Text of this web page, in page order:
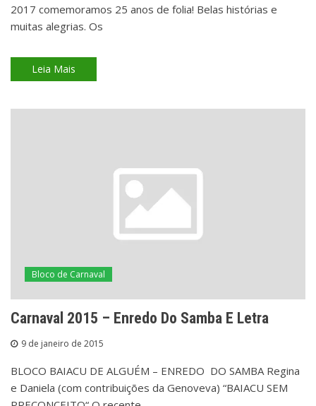
2017 comemoramos 25 anos de folia! Belas histórias e
muitas alegrias. Os
Leia Mais
Bloco de Carnaval
Carnaval 2015 – Enredo Do Samba E Letra
9 de janeiro de 2015
BLOCO BAIACU DE ALGUÉM – ENREDO DO SAMBA Regina
e Daniela (com contribuições da Genoveva) “BAIACU SEM